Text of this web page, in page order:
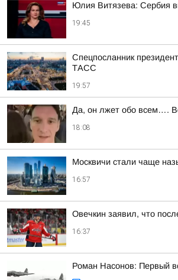
Юлия Витязева: Сербия
19:45
Спецпосланник
ТАСС
19:57
Да, он лжет обо всем….
18:08
Москвичи стали чаще
16:57
Овечкин заявил, что
16:37
Роман Насонов: Первый